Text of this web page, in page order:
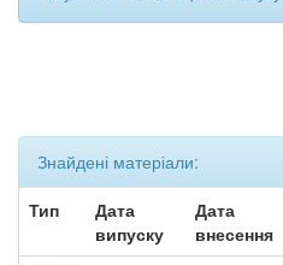
Знайдені матеріали:
Тип
Дата
випуску
Дата
внесення